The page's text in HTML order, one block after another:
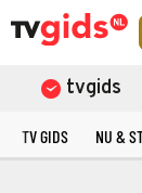
tvgids
TV GIDS NU &